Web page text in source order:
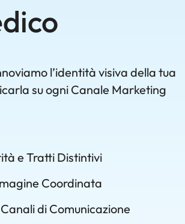
l’identità visiva della tua
su ogni Canale Marketing
e Tratti Distintivi
Coordinata
di Comunicazione